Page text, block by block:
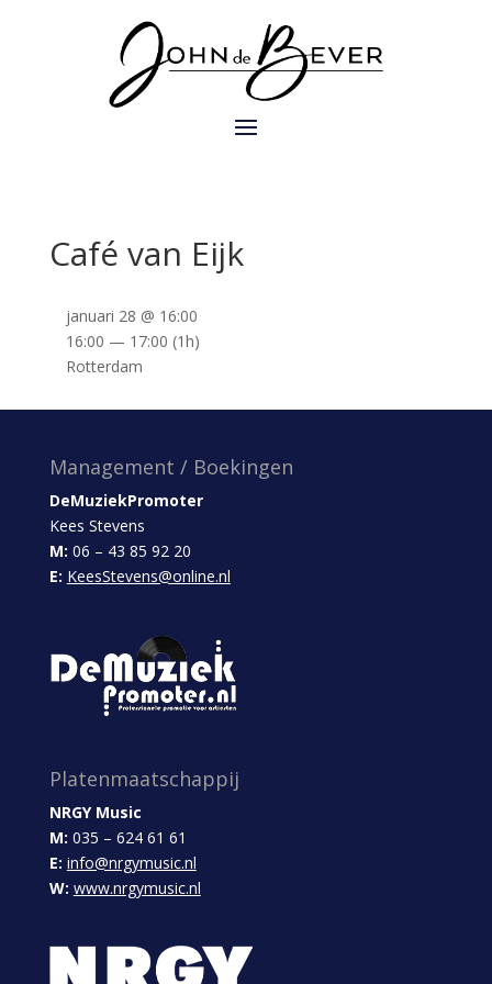
Café van Eijk
januari 28 @ 16:00
16:00 — 17:00 (1h)
Rotterdam
Management / Boekingen
DeMuziekPromoter
Kees Stevens
M: 06 – 43 85 92 20
E: KeesStevens@online.nl
Platenmaatschappij
NRGY Music
M: 035 – 624 61 61
E: info@nrgymusic.nl
W: www.nrgymusic.nl